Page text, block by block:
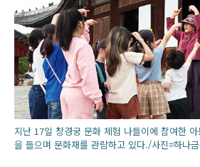
지난 17일 창경궁 문화 체험 나들이에 참여한
을 들으며 문화재를 관람하고 있다./사진=하나